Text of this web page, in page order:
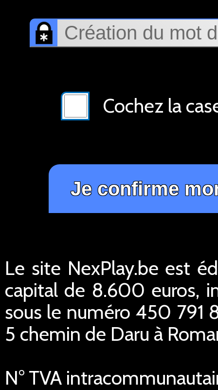
Cochez la
Le site NexPlay.be est
capital de 8.600 euros,
sous le numéro 450 791
5 chemin de Daru à
N° TVA